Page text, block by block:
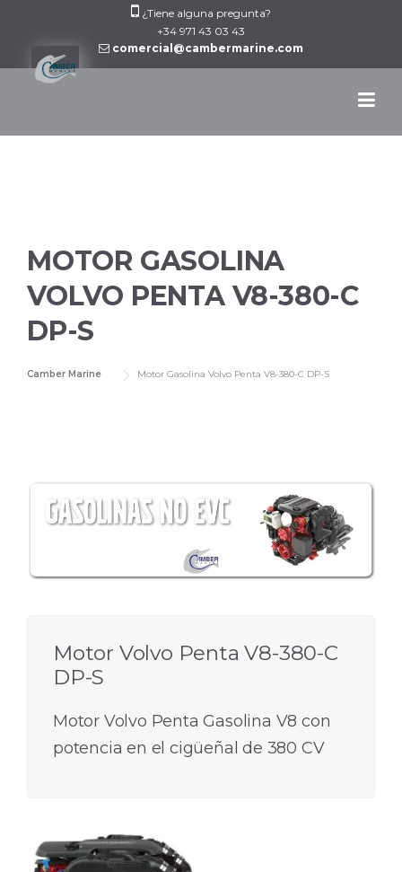
¿Tiene alguna pregunta?
+34 971 43 03 43
comercial@cambermarine.com
MOTOR GASOLINA
VOLVO PENTA V8-380-C
DP-S
Camber Marine Motor Gasolina Volvo Penta V8-380-C DP-S
Motor Volvo Penta V8-380-C
DP-S
Motor Volvo Penta Gasolina V8 con
potencia en el cigüeñal de 380 CV